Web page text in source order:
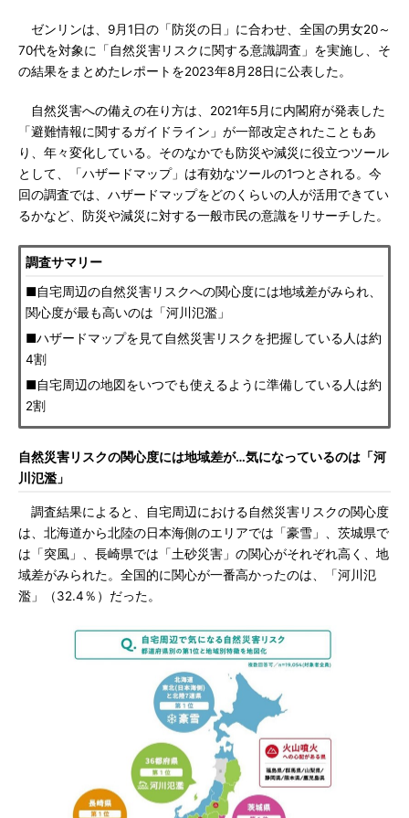
ゼンリンは、9月1日の「防災の日」に合わせ、全国の男女20～
70代を対象に「自然災害リスクに関する意識調査」を実施し、そ
の結果をまとめたレポートを2023年8月28日に公表した。
自然災害への備えの在り方は、2021年5月に内閣府が発表した
「避難情報に関するガイドライン」が一部改定されたこともあ
り、年々変化している。そのなかでも防災や減災に役立つツール
として、「ハザードマップ」は有効なツールの1つとされる。今
回の調査では、ハザードマップをどのくらいの人が活用できてい
るかなど、防災や減災に対する一般市民の意識をリサーチした。
調査サマリー
■自宅周辺の自然災害リスクへの関心度には地域差がみられ、
関心度が最も高いのは「河川氾濫」
■ハザードマップを見て自然災害リスクを把握している人は約
4割
■自宅周辺の地図をいつでも使えるように準備している人は約
2割
自然災害リスクの関心度には地域差が…気になっているのは「河
川氾濫」
調査結果によると、自宅周辺における自然災害リスクの関心度
は、北海道から北陸の日本海側のエリアでは「豪雪」、茨城県で
は「突風」、長崎県では「土砂災害」の関心がそれぞれ高く、地
域差がみられた。全国的に関心が一番高かったのは、「河川氾
濫」（32.4％）だった。